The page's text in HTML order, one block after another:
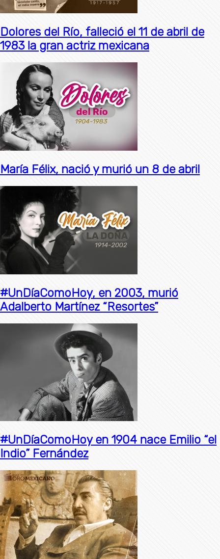
Dolores del Río, falleció el 11 de abril de
1983 la gran actriz mexicana
María Félix, nació y murió un 8 de abril
#UnDíaComoHoy, en 2003, murió
Adalberto Martínez “Resortes”
#UnDíaComoHoy en 1904 nace Emilio “el
Indio” Fernández